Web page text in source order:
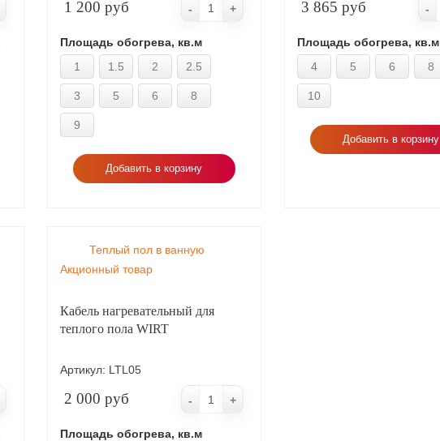
1 200 руб
Площадь обогрева, кв.м
1
1.5 2 2.5
3 5 6 8
9
- +
Добавить в корзину
3 865 руб
Площадь обогрева, кв.м
4
5 6 8
10
-
Добавить в корзину
Теплый пол в ванную
Акционный товар
Кабель нагревательный для
теплого пола WIRT
Артикул: LTL05
2 000 руб
Площадь обогрева, кв.м
- +